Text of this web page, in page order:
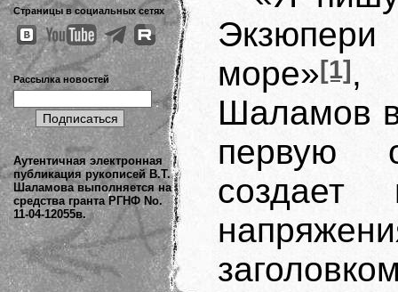
Страницы в социальных сетях
Рассылка новостей
Аутентичная электронная
публикация рукописей В.Т.
Шаламова выполняется на
средства гранта РГНФ No.
11-04-12055в.
море»[1],
Шаламов
первую
создает